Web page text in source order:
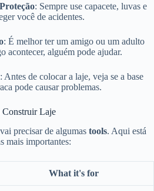
: Sempre use capacete, luvas e
você de acidentes.
: É melhor ter um amigo ou um adulto
acontecer, alguém pode ajudar.
: Antes de colocar a laje, veja se a base
pode causar problemas.
Construir Laje
precisar de algumas tools. Aqui está
mais importantes:
What it's for